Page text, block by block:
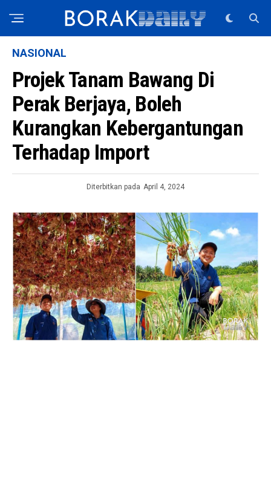
NASIONAL
Projek Tanam Bawang Di
Perak Berjaya, Boleh
Kurangkan Kebergantungan
Terhadap Import
Diterbitkan pada April 4, 2024